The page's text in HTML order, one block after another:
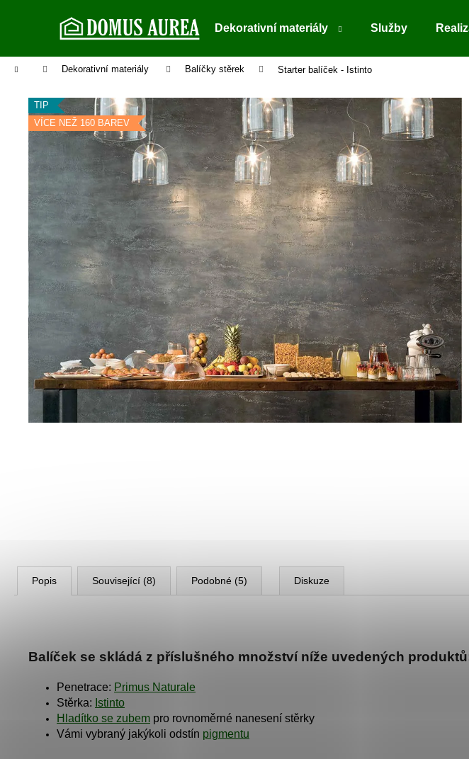
Dekorativní materiály Služby
Domů Dekorativní materiály Balíčky stěrek Starter balíček - Istinto
TIP
VÍCE NEŽ 160 BAREV
Popis Související (8) Podobné (5) Diskuze
Balíček se skládá z příslušného množství níže uvedených
Penetrace: Primus Naturale
Stěrka: Istinto
Hladítko se zubem pro rovnoměrné nanesení stěrky
Vámi vybraný jakýkoli odstín pigmentu
í
Zpět
do
Zpět
do
Co potřebujete
Doporučujeme
ESTETIK PROFI - PROFESIONÁLNÍ
OLEJOVÝ NÁTĚR NA DŘEVO
439,67 Kč
STARTER BALÍČEK - ISTINTO
1 896 Kč